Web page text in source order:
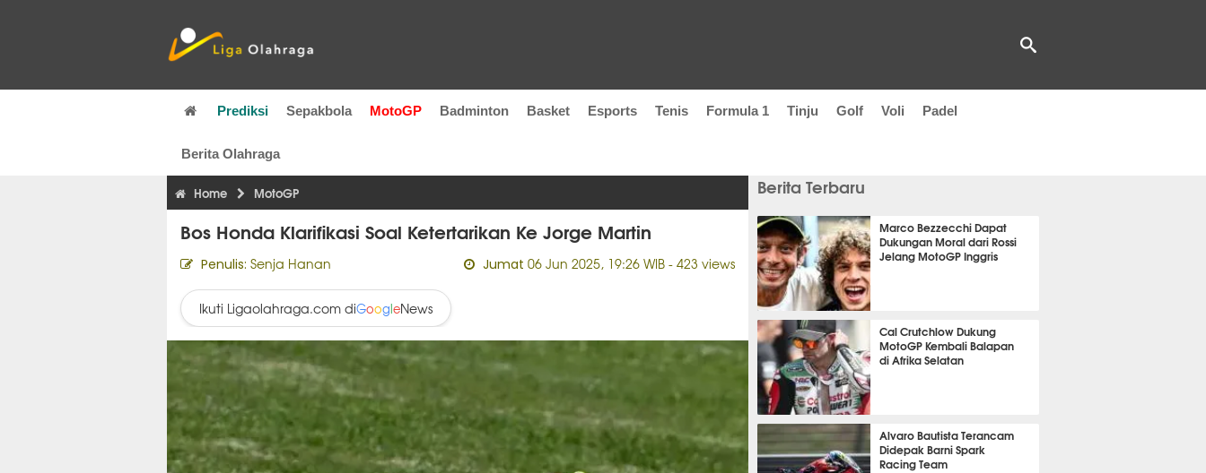
Prediksi Sepakbola MotoGP Badminton Basket Esports Tenis Formula 1 Tinju Golf Voli Padel
Berita Olahraga
Home MotoGP
Bos Honda Klarifikasi Soal Ketertarikan Ke Jorge Martin
Penulis: Senja Hanan Jumat 06 Jun 2025, 19:26 WIB- 423 views
Ikuti Ligaolahraga.com diGoogleNews
Berita Terbaru
Marco Bezzecchi Dapat
Dukungan Moral dari Rossi
Jelang MotoGP Inggris
8 menit 17 detik lalu
Cal Crutchlow Dukung
MotoGP Kembali Balapan
di Afrika Selatan
25 menit 5 detik lalu
Alvaro Bautista Terancam
Didepak Barni Spark
Racing Team